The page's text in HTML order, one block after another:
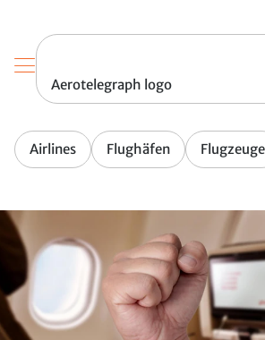
Aerotelegraph logo
Airlines Flughäfen Flugzeuge